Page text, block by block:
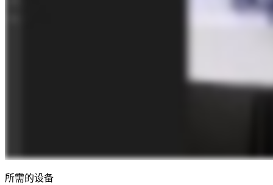
所需的设备